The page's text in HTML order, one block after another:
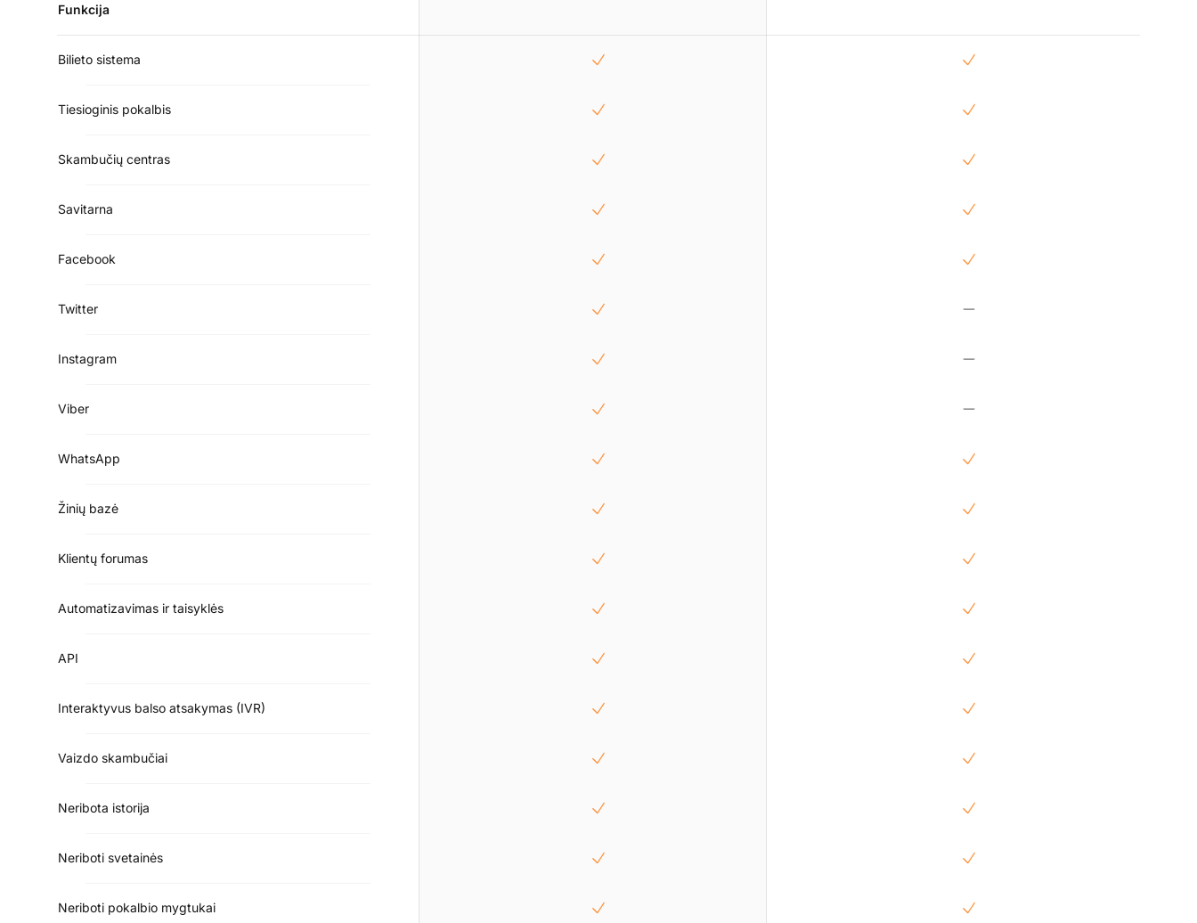
Funkcija
Bilieto sistema
Tiesioginis pokalbis
Skambučių centras
Savitarna
Facebook
Twitter
Instagram
Viber
WhatsApp
Žinių bazė
Klientų forumas
Automatizavimas ir taisyklės
API
Interaktyvus balso atsakymas (IVR)
Vaizdo skambučiai
Neribota istorija
Neriboti svetainės
Neriboti pokalbio mygtukai